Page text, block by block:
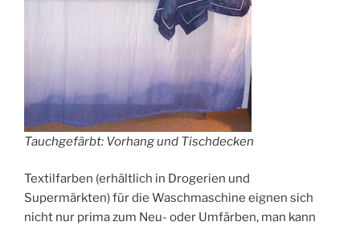
Tauchgefärbt: Vorhang und Tischdecken
Textilfarben (erhältlich in Drogerien und
Supermärkten) für die Waschmaschine eignen sich
nicht nur prima zum Neu- oder Umfärben, man kann